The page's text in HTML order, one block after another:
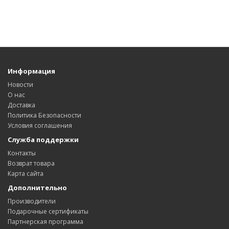
Информация
Новости
О нас
Доставка
Политика Безопасности
Условия соглашения
Служба поддержки
Контакты
Возврат товара
Карта сайта
Дополнительно
Производители
Подарочные сертификаты
Партнерская программа